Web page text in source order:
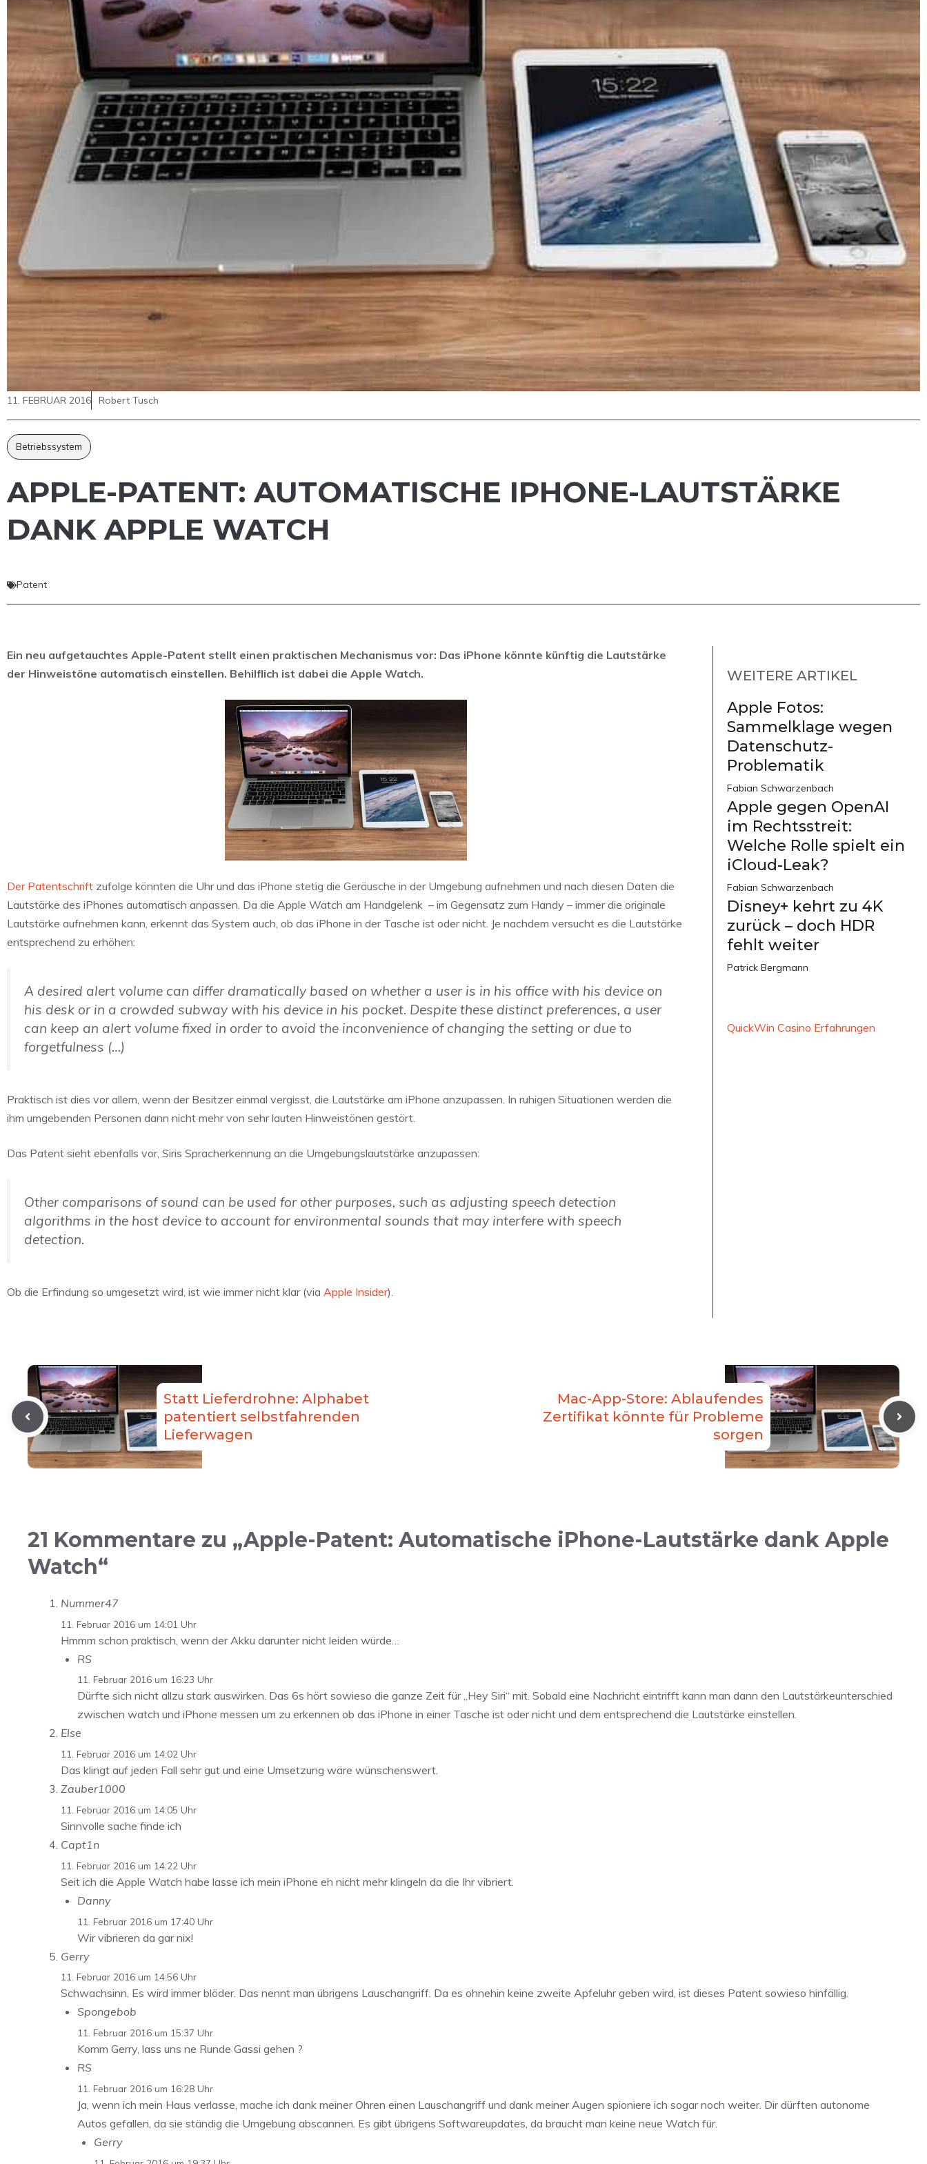
11. FEBRUAR 2016 Robert Tusch
Betriebssystem
APPLE-PATENT: AUTOMATISCHE IPHONE-LAUTSTÄRKE
DANK APPLE WATCH
Patent
Ein neu aufgetauchtes Apple-Patent stellt einen praktischen Mechanismus vor: Das iPhone könnte künftig die Lautstärke
der Hinweistöne automatisch einstellen. Behilflich ist dabei die Apple Watch.
Der Patentschrift zufolge könnten die Uhr und das iPhone stetig die Geräusche in der Umgebung aufnehmen und nach diesen Daten die
Lautstärke des iPhones automatisch anpassen. Da die Apple Watch am Handgelenk – im Gegensatz zum Handy – immer die originale
Lautstärke aufnehmen kann, erkennt das System auch, ob das iPhone in der Tasche ist oder nicht. Je nachdem versucht es die Lautstärke
entsprechend zu erhöhen:
A desired alert volume can differ dramatically based on whether a user is in his office with his device on
his desk or in a crowded subway with his device in his pocket. Despite these distinct preferences, a user
can keep an alert volume fixed in order to avoid the inconvenience of changing the setting or due to
forgetfulness (…)
Praktisch ist dies vor allem, wenn der Besitzer einmal vergisst, die Lautstärke am iPhone anzupassen. In ruhigen Situationen werden die
ihm umgebenden Personen dann nicht mehr von sehr lauten Hinweistönen gestört.
Das Patent sieht ebenfalls vor, Siris Spracherkennung an die Umgebungslautstärke anzupassen:
Other comparisons of sound can be used for other purposes, such as adjusting speech detection
algorithms in the host device to account for environmental sounds that may interfere with speech
detection.
Ob die Erfindung so umgesetzt wird, ist wie immer nicht klar (via Apple Insider).
WEITERE ARTIKEL
Apple Fotos:
Sammelklage wegen
Datenschutz-
Problematik
Fabian Schwarzenbach
Apple gegen OpenAI
im Rechtsstreit:
Welche Rolle spielt ein
iCloud-Leak?
Fabian Schwarzenbach
Disney+ kehrt zu 4K
zurück – doch HDR
fehlt weiter
Patrick Bergmann
QuickWin Casino Erfahrungen
Statt Lieferdrohne: Alphabet
patentiert selbstfahrenden
Lieferwagen
Mac-App-Store: Ablaufendes
Zertifikat könnte für Probleme
sorgen
21 Kommentare zu „Apple-Patent: Automatische iPhone-Lautstärke dank Apple
Watch“
Nummer47
11. Februar 2016 um 14:01 Uhr
Hmmm schon praktisch, wenn der Akku darunter nicht leiden würde…
RS
11. Februar 2016 um 16:23 Uhr
Dürfte sich nicht allzu stark auswirken. Das 6s hört sowieso die ganze Zeit für „Hey Siri“ mit. Sobald eine Nachricht eintrifft kann man dann den Lautstärkeunterschied
zwischen watch und iPhone messen um zu erkennen ob das iPhone in einer Tasche ist oder nicht und dem entsprechend die Lautstärke einstellen.
Else
11. Februar 2016 um 14:02 Uhr
Das klingt auf jeden Fall sehr gut und eine Umsetzung wäre wünschenswert.
Zauber1000
11. Februar 2016 um 14:05 Uhr
Sinnvolle sache finde ich
Capt1n
11. Februar 2016 um 14:22 Uhr
Seit ich die Apple Watch habe lasse ich mein iPhone eh nicht mehr klingeln da die Ihr vibriert.
Danny
11. Februar 2016 um 17:40 Uhr
Wir vibrieren da gar nix!
Gerry
11. Februar 2016 um 14:56 Uhr
Schwachsinn. Es wird immer blöder. Das nennt man übrigens Lauschangriff. Da es ohnehin keine zweite Apfeluhr geben wird, ist dieses Patent sowieso hinfällig.
Spongebob
11. Februar 2016 um 15:37 Uhr
Komm Gerry, lass uns ne Runde Gassi gehen ?
RS
11. Februar 2016 um 16:28 Uhr
Ja, wenn ich mein Haus verlasse, mache ich dank meiner Ohren einen Lauschangriff und dank meiner Augen spioniere ich sogar noch weiter. Dir dürften autonome
Autos gefallen, da sie ständig die Umgebung abscannen. Es gibt übrigens Softwareupdates, da braucht man keine neue Watch für.
Gerry